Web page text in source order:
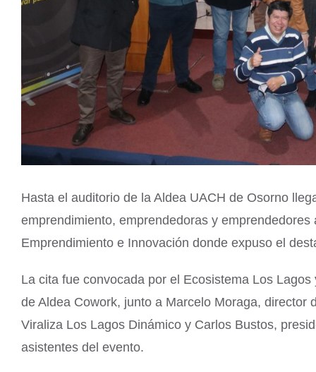
Hasta el auditorio de la Aldea UACH de Osorno
emprendimiento, emprendedoras y
Emprendimiento e Innovación donde expuso el
La cita fue convocada por el Ecosistema Los
de Aldea Cowork, junto a Marcelo Moraga,
Viraliza Los Lagos Dinámico y Carlos Bustos,
asistentes del evento.